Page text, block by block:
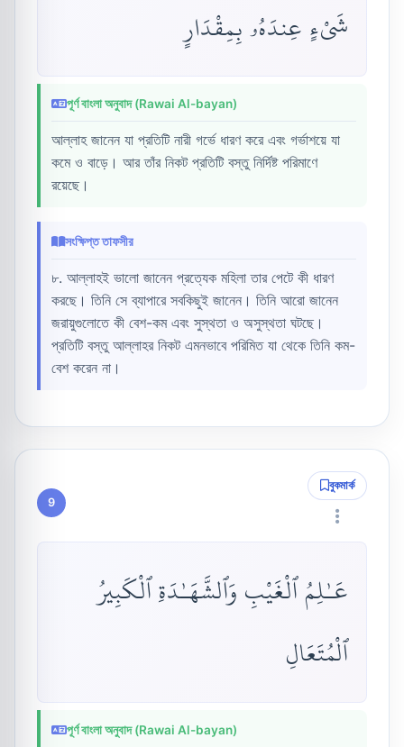
شَىْءٍ عِندَهُۥ بِمِقْدَارٍ
পূর্ণ বাংলা অনুবাদ (Rawai Al-bayan)
আল্লাহ জানেন যা প্রতিটি নারী গর্ভে ধারণ করে এবং গর্ভাশয়ে যা
কমে ও বাড়ে। আর তাঁর নিকট প্রতিটি বস্তু নির্দিষ্ট পরিমাণে
রয়েছে।
সংক্ষিপ্ত তাফসীর
৮. আল্লাহই ভালো জানেন প্রত্যেক মহিলা তার পেটে কী ধারণ
করছে। তিনি সে ব্যাপারে সবকিছুই জানেন। তিনি আরো জানেন
জরায়ুগুলোতে কী বেশ-কম এবং সুস্থতা ও অসুস্থতা ঘটছে।
প্রতিটি বস্তু আল্লাহর নিকট এমনভাবে পরিমিত যা থেকে তিনি কম-
বেশ করেন না।
9
বুকমার্ক
عَـٰلِمُ ٱلْغَيْبِ وَٱلشَّهَـٰدَةِ ٱلْكَبِيرُ
ٱلْمُتَعَالِ
পূর্ণ বাংলা অনুবাদ (Rawai Al-bayan)